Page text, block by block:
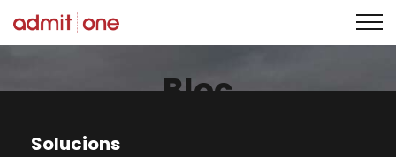
Saltar
contingut
Bloc
Solucions